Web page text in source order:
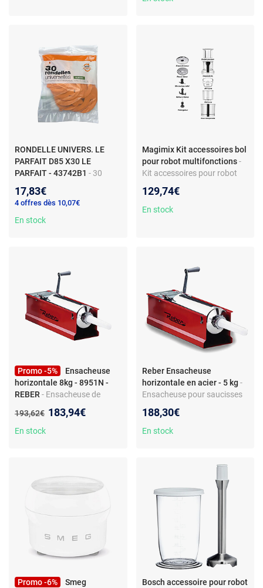
RONDELLE UNIVERS. LE
PARFAIT D85 X30 LE
PARFAIT - 43742B1 - 30
D85 MM - LE PARFAIT
17,83€
4 offres dès 10,07€
En stock
Magimix Kit accessoires bol
pour robot multifonctions -
Kit accessoires pour robot
compatibles Cuisine System
4100, 4100G, 4150, 5000,
129,74€
En stock
Promo -5%
Ensacheuse
horizontale 8kg - 8951N -
REBER - Ensacheuse de
Accessoires : entonnoirs
plastique, engrenages
Ancien prix :
193,62€ Nouveau prix :
183,94€
En stock
Reber Ensacheuse
horizontale en acier - 5 kg -
Ensacheuse pour saucisses
- 2 vitesses - 4 entonnoirs -
piston à expulsion d’air -
188,30€
En stock
Promo -6%
Smeg
Bosch accessoire pour robot